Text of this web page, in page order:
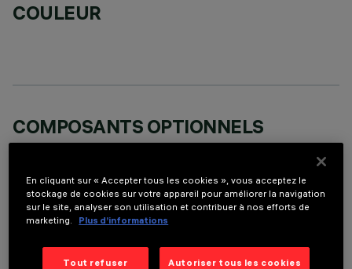
COULEUR
COMPOSANTS OPTIONNELS
DERNIÈRE MISE À JOUR: 06/08/2026
En cliquant sur « Accepter tous les cookies », vous acceptez le
stockage de cookies sur votre appareil pour améliorer la navigation
sur le site, analyser son utilisation et contribuer à nos efforts de
marketing.
Plus d’informations
Tout refuser Autoriser tous les cookies